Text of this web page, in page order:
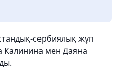
сербиялық жұп
Калинина мен Даяна